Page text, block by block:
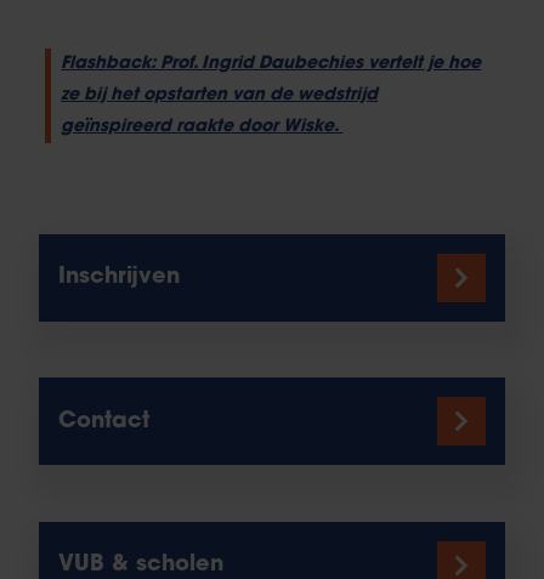
Flashback: Prof. Ingrid Daubechies vertelt je hoe
ze bij het opstarten van de wedstrijd
geïnspireerd raakte door Wiske.
Inschrijven
Contact
VUB & scholen